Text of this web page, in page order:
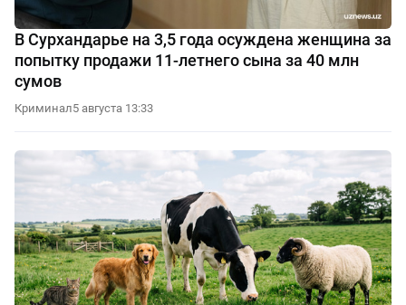
В Сурхандарье на 3,5 года осуждена женщина за
попытку продажи 11-летнего сына за 40 млн
сумов
Криминал5 августа 13:33